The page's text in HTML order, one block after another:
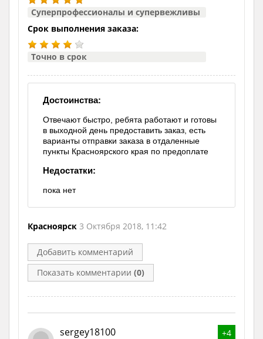
Суперпрофессионалы и супервежливы
Срок выполнения заказа:
Точно в срок
Достоинства:
Отвечают быстро, ребята работают и готовы
в выходной день предоставить заказ, есть
варианты отправки заказа в отдаленные
пункты Красноярского края по предоплате
Недостатки:
пока нет
Красноярск 3 Октября 2018, 11:42
Добавить комментарий
Показать комментарии (0)
+4
sergey18100